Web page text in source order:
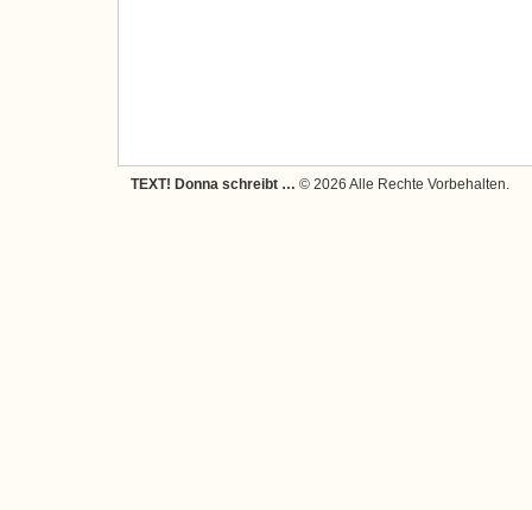
TEXT! Donna schreibt … © 2026 Alle Rechte Vorbehalten.